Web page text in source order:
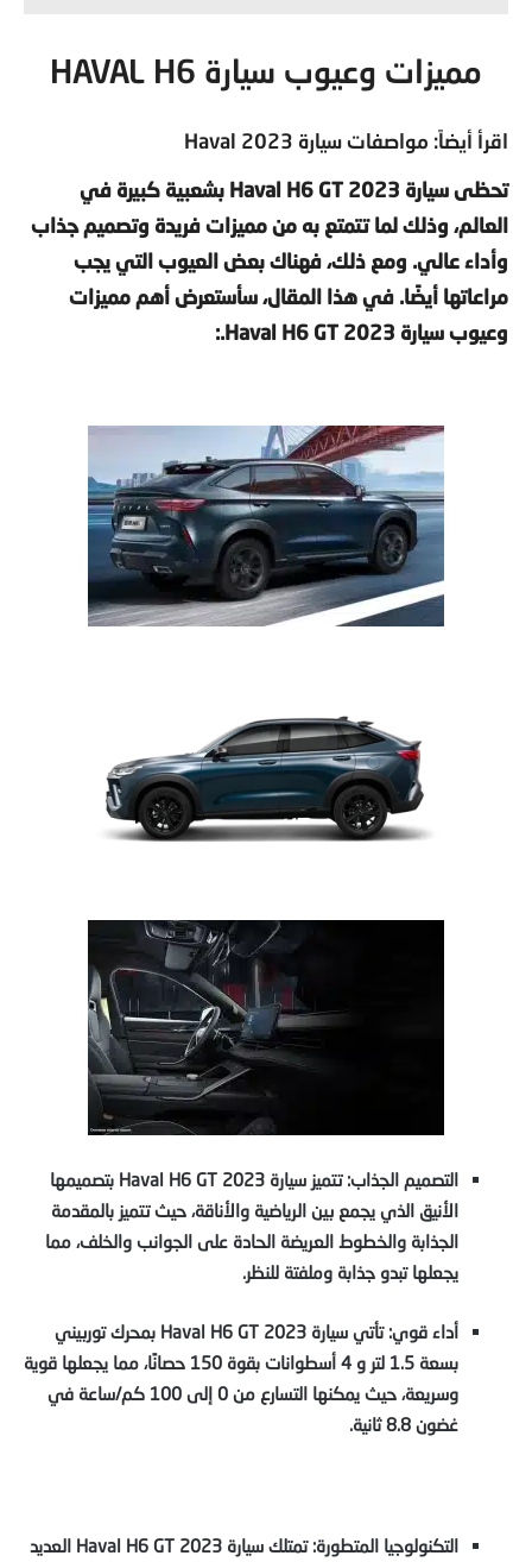
مميزات وعيوب سيارة HAVAL H6
اقرأ أيضاً: مواصفات سيارة Haval 2023
تحظى سيارة Haval H6 GT 2023 بشعبية كبيرة في
العالم، وذلك لما تتمتع به من مميزات فريدة وتصميم جذاب
وأداء عالي. ومع ذلك، فهناك بعض العيوب التي يجب
مراعاتها أيضًا. في هذا المقال، سأستعرض أهم مميزات
وعيوب سيارة Haval H6 GT 2023.
:
ا
لتصميم الجذاب: تتميز سيارة Haval H6 GT 2023 بتصميمها
الأنيق الذي يجمع بين الرياضية والأناقة، حيث تتميز بالمقدمة
الجذابة والخطوط العريضة الحادة على الجوانب والخلف، مما
يجعلها تبدو جذابة وملفتة للنظر.
أداء قوي: تأتي سيارة Haval H6 GT 2023 بمحرك توربيني
بسعة 1.5 لتر و 4 أسطوانات بقوة 150 حصانًا، مما يجعلها قوية
وسريعة، حيث يمكنها التسارع من 0 إلى 100 كم/ساعة في
غضون 8.8 ثانية.
التكنولوجيا المتطورة: تمتلك سيارة Haval H6 GT 2023 العديد